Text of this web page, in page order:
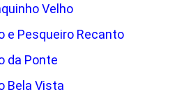
Velho
e Pesqueiro Recanto
da Ponte
Bela Vista